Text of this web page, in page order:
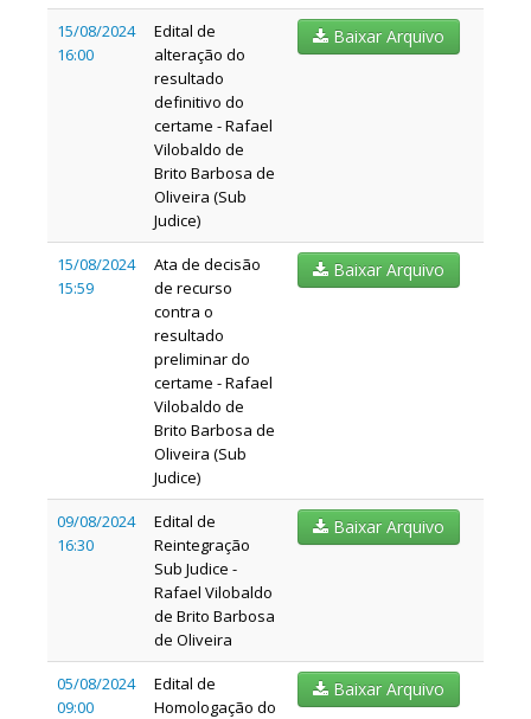
15/08/2024
16:00
Edital de
alteração do
resultado
definitivo do
certame - Rafael
Vilobaldo de
Brito Barbosa de
Oliveira (Sub
Judice)
Baixar Arquivo
15/08/2024
15:59
Ata de decisão
de recurso
contra o
resultado
preliminar do
certame - Rafael
Vilobaldo de
Brito Barbosa de
Oliveira (Sub
Judice)
Baixar Arquivo
09/08/2024
16:30
Edital de
Reintegração
Sub Judice -
Rafael Vilobaldo
de Brito Barbosa
de Oliveira
Baixar Arquivo
05/08/2024
09:00
Edital de
Homologação do
Baixar Arquivo